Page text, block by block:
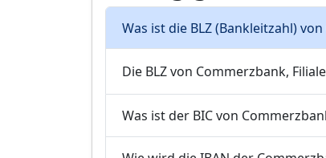
Was ist die BLZ (Bankleitzahl)
Die BLZ von Commerzbank,
Was ist der BIC von